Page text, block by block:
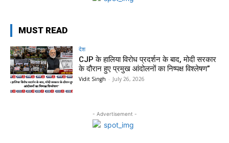
MUST READ
देश
CJP के हालिया विरोध प्रदर्शन के बाद, मोदी सरकार
के दौरान हुए प्रमुख आंदोलनों का निष्पक्ष विश्लेषण”
Vidit Singh - July 26, 2026
- Advertisement -